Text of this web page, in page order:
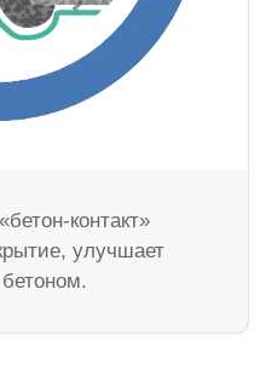
контакт»
улучшает